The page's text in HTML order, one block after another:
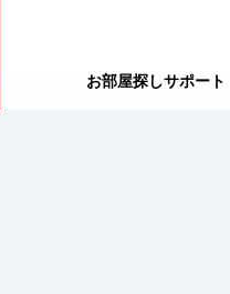
お部屋探しサポート